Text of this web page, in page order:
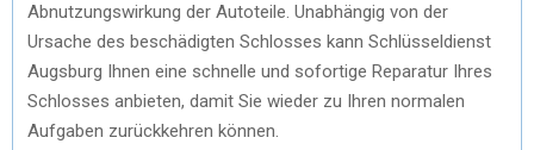
Abnutzungswirkung der Autoteile. Unabhängig von der
Ursache des beschädigten Schlosses kann Schlüsseldienst
Augsburg Ihnen eine schnelle und sofortige Reparatur Ihres
Schlosses anbieten, damit Sie wieder zu Ihren normalen
Aufgaben zurückkehren können.